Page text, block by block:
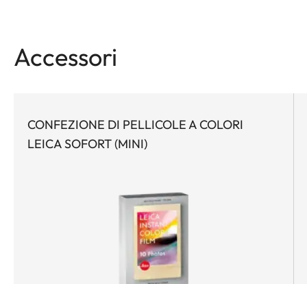
Accessori
CONFEZIONE DI PELLICOLE A COLORI
LEICA SOFORT (MINI)